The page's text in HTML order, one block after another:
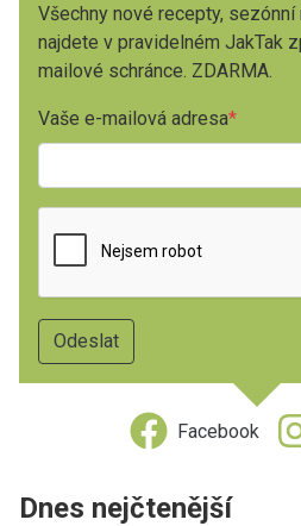
Všechny nové recepty, sezónní
najdete v pravidelném JakTak
mailové schránce. ZDARMA.
Vaše e-mailová adresa
Facebook
Dnes nejčtenější